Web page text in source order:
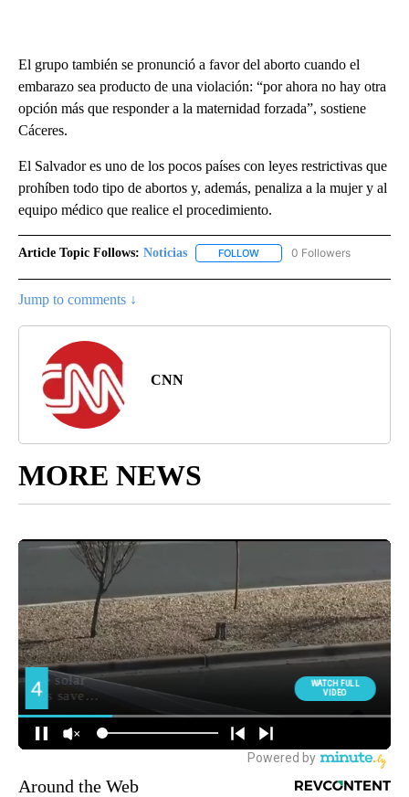
El grupo también se pronunció a favor del aborto cuando el
embarazo sea producto de una violación: “por ahora no hay otra
opción más que responder a la maternidad forzada”, sostiene
Cáceres.
El Salvador es uno de los pocos países con leyes restrictivas que
prohíben todo tipo de abortos y, además, penaliza a la mujer y al
equipo médico que realice el procedimiento.
Article Topic Follows: Noticias FOLLOW FOLLOW "NOTICIAS" TO
0 Followers
Jump to comments ↓
CNN
MORE NEWS
Around the Web